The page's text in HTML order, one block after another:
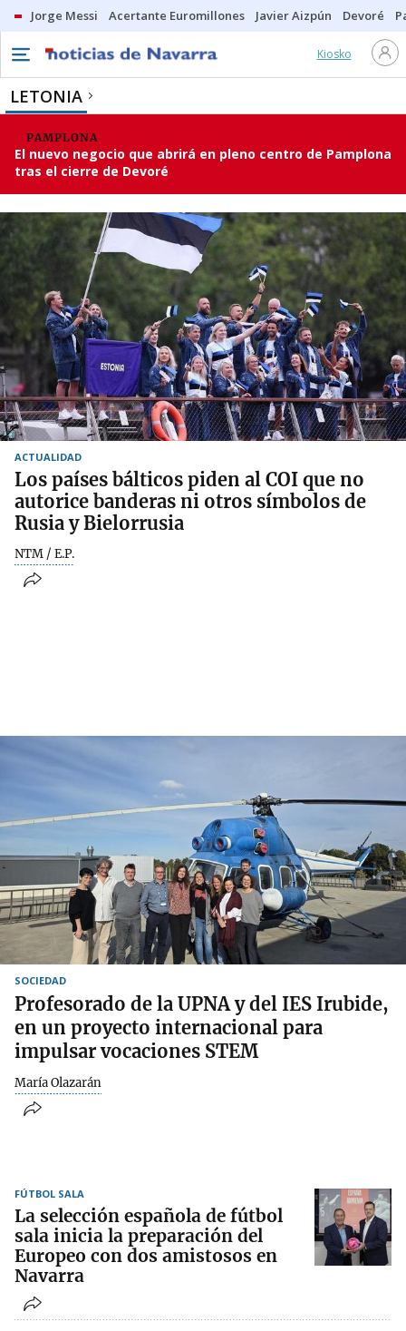
Jorge Messi Acertante Euromillones Javier Aizpún Devoré
Kiosko
LETONIA
PAMPLONA
El nuevo negocio que abrirá en pleno centro de Pamplona
tras el cierre de Devoré
ACTUALIDAD
Los países bálticos piden al COI que no
autorice banderas ni otros símbolos de
Rusia y Bielorrusia
NTM / E.P.
SOCIEDAD
Profesorado de la UPNA y del IES Irubide,
en un proyecto internacional para
impulsar vocaciones STEM
María Olazarán
FÚTBOL SALA
La selección española de fútbol
sala inicia la preparación del
Europeo con dos amistosos en
Navarra